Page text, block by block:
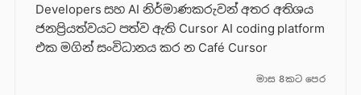
Developers සහ AI නිර්මාණකරුවන් අතර අතිශය
ජනප්‍රියත්වයට පත්ව ඇති Cursor AI coding platform
එක මගින් සංවිධානය කර න Café Cursor
මාස 8කට පෙර